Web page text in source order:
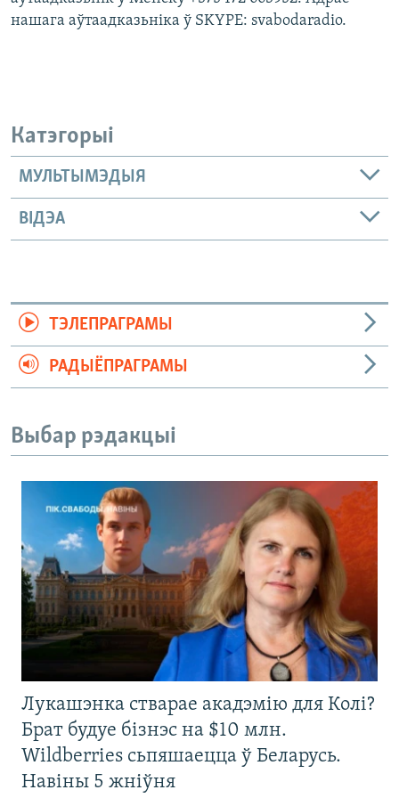
нашага аўтаадказьніка ў SKYPE: svabodaradio.
Катэгорыі
МУЛЬТЫМЭДЫЯ
ВІДЭА
ТЭЛЕПРАГРАМЫ
РАДЫЁПРАГРАМЫ
Выбар рэдакцыі
Лукашэнка стварае акадэмію для Колі?
Брат будуе бізнэс на $10 млн.
Wildberries сьпяшаецца ў Беларусь.
Навіны 5 жніўня